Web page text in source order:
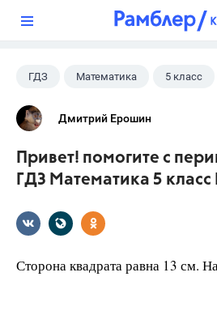
ГДЗ Математика 5 класс
Никольский С.М.
Дмитрий Ерошин
Привет! помогите с
ГДЗ Математика 5
Сторона квадрата равна 13 см.